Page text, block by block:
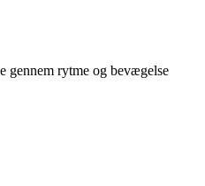
gennem rytme og bevægelse